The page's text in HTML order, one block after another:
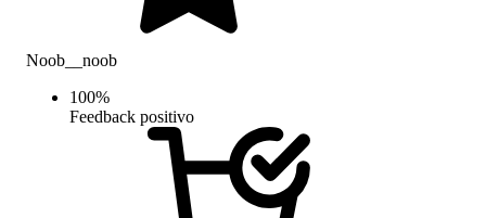
Noob__noob
100%
Feedback positivo